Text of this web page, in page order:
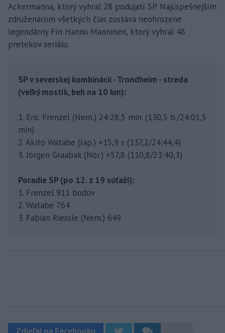
Ackermanna, ktorý vyhral 28 podujatí SP. Najúspešnejším
združenárom všetkých čias zostáva neohrozene
legendárny Fín Hannu Manninen, ktorý vyhral 48
pretekov seriálu.
SP v severskej kombinácii - Trondheim - streda
(veľký mostík, beh na 10 km):
1. Eric Frenzel (Nem.) 24:28,5 min. (130,5 b./24:01,5
min)
2. Akito Watabe (Jap.) +15,9 s (137,2/24:44,4)
3. Jörgen Graabak (Nór.) +57,8 (110,8/23:40,3)
Poradie SP (po 12. z 19 súťaží):
1. Frenzel 911 bodov
2. Watabe 764
3. Fabian Riessle (Nem.) 649